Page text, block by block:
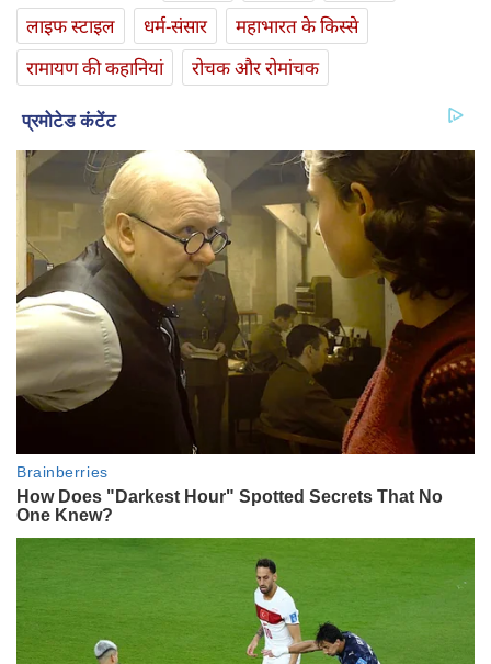
लाइफ स्‍टाइल
धर्म-संसार
महाभारत के किस्से
रामायण की कहानियां
रोचक और रोमांचक